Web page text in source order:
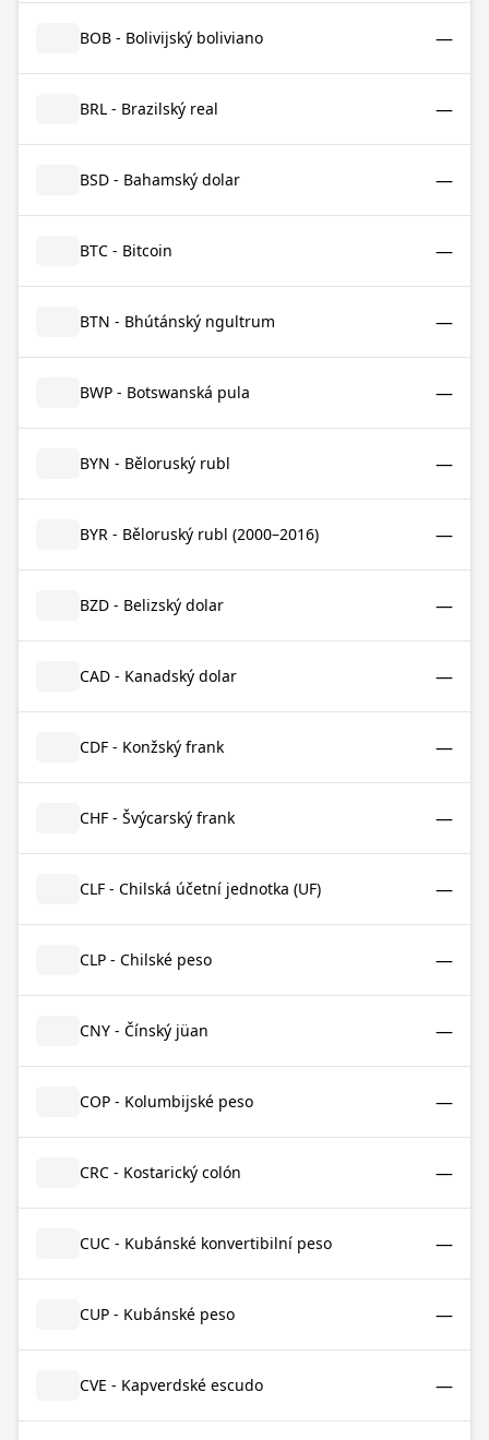
BOB - Bolivijský boliviano —
BRL - Brazilský real —
BSD - Bahamský dolar —
BTC - Bitcoin —
BTN - Bhútánský ngultrum —
BWP - Botswanská pula —
BYN - Běloruský rubl —
BYR - Běloruský rubl (2000–2016) —
BZD - Belizský dolar —
CAD - Kanadský dolar —
CDF - Konžský frank —
CHF - Švýcarský frank —
CLF - Chilská účetní jednotka (UF) —
CLP - Chilské peso —
CNY - Čínský jüan —
COP - Kolumbijské peso —
CRC - Kostarický colón —
CUC - Kubánské konvertibilní peso —
CUP - Kubánské peso —
CVE - Kapverdské escudo —